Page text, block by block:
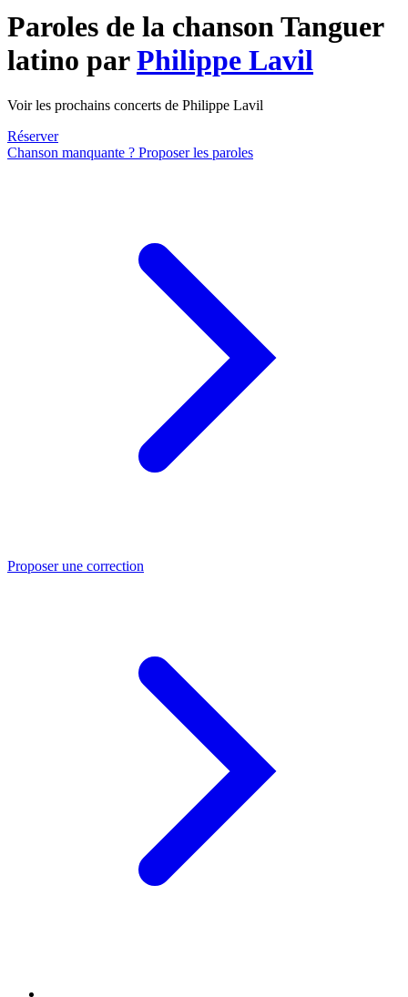
Paroles de la chanson Tanguer
latino parPhilippe Lavil
Voir les prochains concerts de Philippe Lavil
Réserver
Chanson manquante ? Proposer les paroles
Proposer une correction